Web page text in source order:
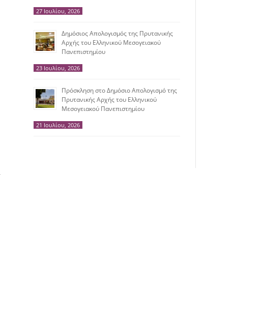
27 Ιουλίου, 2026
Δημόσιος Απολογισμός της Πρυτανικής
Αρχής του Ελληνικού Μεσογειακού
Πανεπιστημίου
23 Ιουλίου, 2026
Πρόσκληση στο Δημόσιο Απολογισμό της
Πρυτανικής Αρχής του Ελληνικού
Μεσογειακού Πανεπιστημίου
21 Ιουλίου, 2026